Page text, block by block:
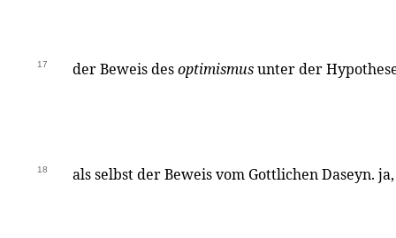
17 der Beweis desoptimismusunter der
18 als selbst der Beweis vom Gottlichen Daseyn.